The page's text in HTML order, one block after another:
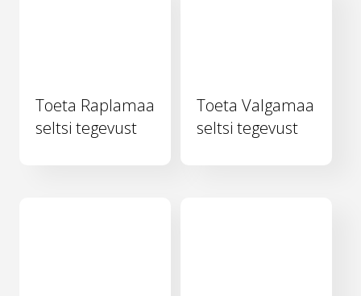
Toeta Raplamaa
seltsi tegevust
Toeta Valgamaa
seltsi tegevust